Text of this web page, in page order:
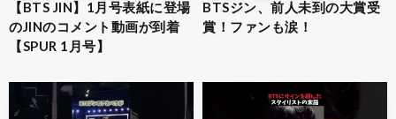
【BTS JIN】1月号表紙に登場
のJINのコメント動画が到着
【SPUR 1月号】
BTSジン、前人未到の大賞受
賞！ファンも涙！